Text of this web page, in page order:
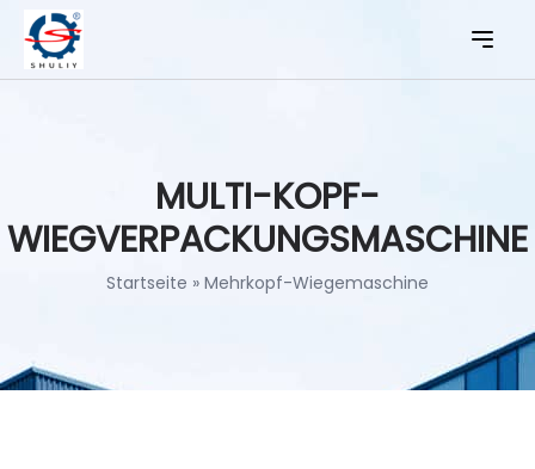
MULTI-KOPF-
WIEGVERPACKUNGSMASCHINE
Startseite » Mehrkopf-Wiegemaschine